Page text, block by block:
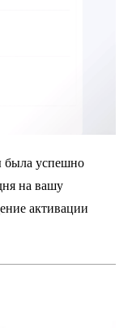
была успешно
на вашу
активации